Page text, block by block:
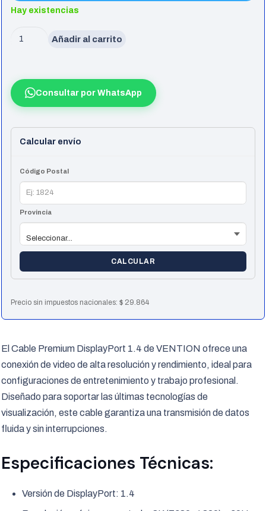
Hay existencias
Cable
Port
1.4
1,5
Metros
Añadir al carrito
Consultar por WhatsApp
Calcular envío
Código Postal
Provincia
CALCULAR
Precio sin impuestos nacionales:$ 29.864
El Cable Premium DisplayPort 1.4 de VENTION ofrece una
conexión de video de alta resolución y rendimiento, ideal para
configuraciones de entretenimiento y trabajo profesional.
Diseñado para soportar las últimas tecnologías de
visualización, este cable garantiza una transmisión de datos
fluida y sin interrupciones.
Especificaciones Técnicas:
Versión de DisplayPort: 1.4